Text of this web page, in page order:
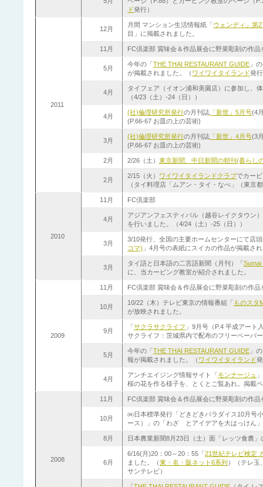
ド発行）
2011
12月
月間 マンション生活情報紙「ウェンディ」第
目」に掲載されました。
11月 FC倶楽部 賞味会＆作品展会に野菜彫刻の作品
5月
今年の「THE THAI RESTAURANT GUIDE 」
が掲載されました。（ ワイワイタイランド発
4月
タイフェア（イオン浦和美園店）に参加し、
（4/23（土）-24（日））
4月
(社)倫理研究所発行の月刊誌 「新世」5月号(4
(P.66-67 お皿の上の芸術)
3月
(社)倫理研究所発行の月刊誌 「新世」4月号(3
(P.66-67 お皿の上の芸術)
2月 2/26（土） 東京新聞、 中日新聞の朝刊(暮らし
2月
2/15（火） ワイワイタイランドクラブでカー
（タイ料理店「ムアン・タイ・なべ」（東京
2010
11月 FC倶楽部
4月
アジアンフェスティバル（越谷レイクタウン
を行いました。（4/24（土）-25（日））
3月
3/10発行、全国の主要ホームセンターにて店
コマ) 」4月号の表紙にスイカの作品が掲載さ
3月
タイ語と日本語の二言語新聞（月刊）「Sumai
に、当カービング教室が紹介されました。
2009
11月 FC倶楽部 賞味会＆作品展会に野菜彫刻の作品
10月
10/22（木）テレビ東京の情報番組「 ものスタ
が放映されました。
9月
「サクラサクライフ 」9月号（P.4 平成アート
サクライフ：茨城県内で配布のフリーペーパ
5月
今年の「THE THAI RESTAURANT GUIDE 」
報が掲載されました。（ ワイワイタイランド
4月
アンチエイジング情報サイト「モンナージュ
桜の花を作る様子を、とくとご覧あれ。掲載
2008
11月 FC倶楽部 賞味会＆作品展会に野菜彫刻の作品
10月
㈱日本標準発行「どきどきパラダイス10月号
ース）」の「わざ とアイデアを大はっけん
8月 日本農業新聞8月23日（土）面「レッツ食農
6月
6/16(月)20：00～20：55「21世紀テレビ検定
ました。（東・名・阪ネット6系列 ）（テレ玉
サンテレビ）